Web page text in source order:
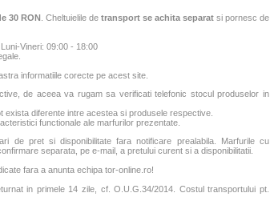
30 RON . Cheltuielile de transport se achita separat si pornesc de
Vineri: 09:00 - 18:00
informatiile corecte pe acest site.
de aceea va rugam sa verificati telefonic stocul produselor in
diferente intre acestea si produsele respective.
functionale ale marfurilor prezentate.
de pret si disponibilitate fara notificare prealabila. Marfurile cu
separata, pe e-mail, a pretului curent si a disponibilitatii.
fara a anunta echipa tor-online.ro!
in primele 14 zile, cf. O.U.G.34/2014. Costul transportului pt.